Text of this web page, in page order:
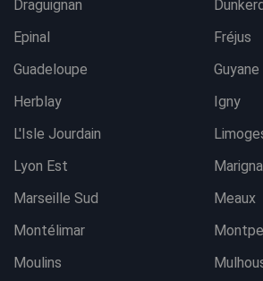
Draguignan
Epinal
Fréjus
Guadeloupe
Guyane
Herblay
Igny
L'Isle Jourdain
Lyon Est
Marseille Sud
Meaux
Montélimar
Moulins